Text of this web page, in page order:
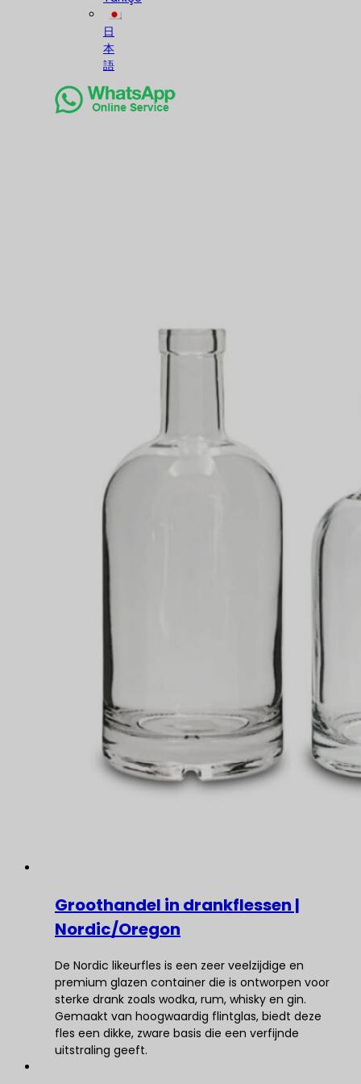
日
本
語
Groothandel in drankflessen |
Nordic/Oregon
De Nordic likeurfles is een zeer veelzijdige en
premium glazen container die is ontworpen voor
sterke drank zoals wodka, rum, whisky en gin.
Gemaakt van hoogwaardig flintglas, biedt deze
fles een dikke, zware basis die een verfijnde
uitstraling geeft.